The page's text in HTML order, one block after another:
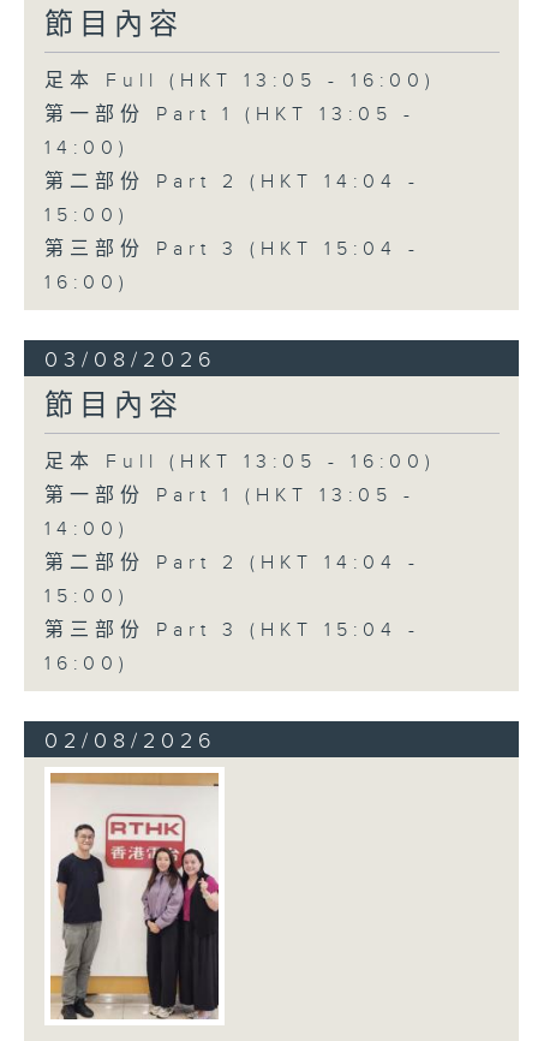
節目內容
足本 Full (HKT 13:05 - 16:00)
第一部份 Part 1 (HKT 13:05 -
14:00)
第二部份 Part 2 (HKT 14:04 -
15:00)
第三部份 Part 3 (HKT 15:04 -
16:00)
03/08/2026
節目內容
足本 Full (HKT 13:05 - 16:00)
第一部份 Part 1 (HKT 13:05 -
14:00)
第二部份 Part 2 (HKT 14:04 -
15:00)
第三部份 Part 3 (HKT 15:04 -
16:00)
02/08/2026